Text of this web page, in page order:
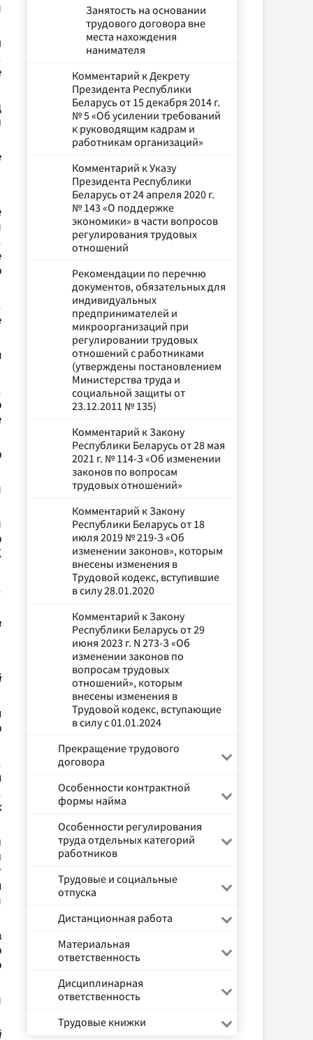
Занятость на основании
трудового договора вне
места нахождения
нанимателя
Комментарий к Декрету
Президента Республики
Беларусь от 15 декабря 2014 г.
№ 5 «Об усилении требований
к руководящим кадрам и
работникам организаций»
Комментарий к Указу
Президента Республики
Беларусь от 24 апреля 2020 г.
№ 143 «О поддержке
экономики» в части вопросов
регулирования трудовых
отношений
Рекомендации по перечню
документов, обязательных для
индивидуальных
предпринимателей и
микроорганизаций при
регулировании трудовых
отношений с работниками
(утверждены постановлением
Министерства труда и
социальной защиты от
23.12.2011 № 135)
Комментарий к Закону
Республики Беларусь от 28 мая
2021 г. № 114-З «Об изменении
законов по вопросам
трудовых отношений»
Комментарий к Закону
Республики Беларусь от 18
июля 2019 № 219-З «Об
изменении законов», которым
внесены изменения в
Трудовой кодекс, вступившие
в силу 28.01.2020
Комментарий к Закону
Республики Беларусь от 29
июня 2023 г. N 273-З «Об
изменении законов по
вопросам трудовых
отношений», которым
внесены изменения в
Трудовой кодекс, вступающие
в силу с 01.01.2024
Прекращение трудового
договора
Особенности контрактной
формы найма
Особенности регулирования
труда отдельных категорий
работников
Трудовые и социальные
отпуска
Дистанционная работа
Материальная
ответственность
Дисциплинарная
ответственность
Трудовые книжки